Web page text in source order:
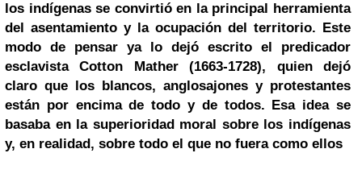
los indígenas se convirtió en la principal herramienta
del asentamiento y la ocupación del territorio. Este
modo de pensar ya lo dejó escrito el predicador
esclavista Cotton Mather (1663-1728), quien dejó
claro que los blancos, anglosajones y protestantes
están por encima de todo y de todos. Esa idea se
basaba en la superioridad moral sobre los indígenas
y, en realidad, sobre todo el que no fuera como ellos